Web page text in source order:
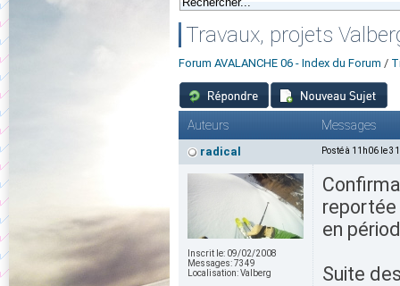
Travaux, projets
Forum AVALANCHE 06 - Index du Forum /
Auteurs Messages
radical Posté à 11h06 le
Inscrit le: 09/02/2008
Messages:7349
Localisation:Valberg
reportée
en
Suite